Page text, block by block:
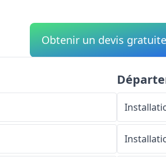
Obtenir un devis